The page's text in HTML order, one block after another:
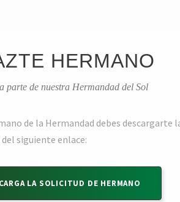
HERMANO
parte de nuestra Hermandad del Sol
de la Hermandad debes descargarte
siguiente enlace:
LA SOLICITUD DE HERMANO